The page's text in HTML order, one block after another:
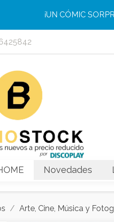
¡UN CÓMIC
Novedades
Arte, Cine, Música y